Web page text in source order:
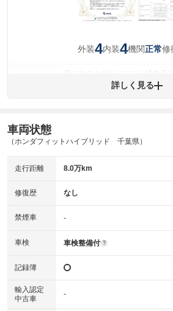
外装4内装4機関正常修
コミが残っています。
(内装状態)
機関 主要機関に不具合はありません。
修復歴 詳細は鑑定書をご確認ください。
※グー鑑定は保証サービスではございません。
※実際にお渡しするコンディションチェックシ
※グー鑑定の評価はあくまでも記載している鑑
す。車両情報等の詳細は各販売店へお問い合わ
詳しく見る
車両状態
（ホンダフィットハイブリッド 千葉県）
走行距離 8.0万km
修復歴 なし
禁煙車 -
車検 車検整備付 ?
記録簿
輸入認定
中古車
-